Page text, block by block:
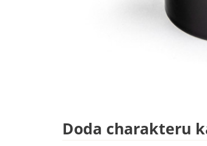
Doda charakteru